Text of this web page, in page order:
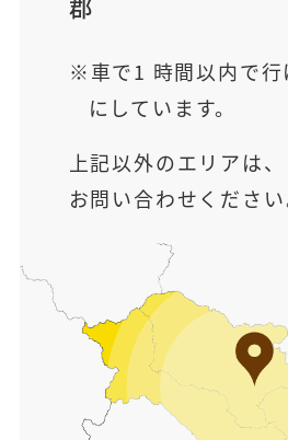
車で1 時間以内で
にしています。
上記以外のエリアは
お問い合わせください